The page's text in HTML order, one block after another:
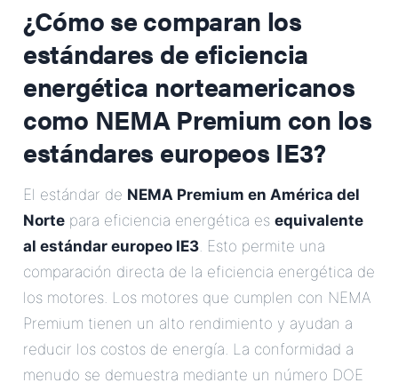
¿Cómo se comparan los
estándares de eficiencia
energética norteamericanos
como NEMA Premium con los
estándares europeos IE3?
El estándar de NEMA Premium en América del
Norte para eficiencia energética es equivalente
al estándar europeo IE3. Esto permite una
comparación directa de la eficiencia energética de
los motores. Los motores que cumplen con NEMA
Premium tienen un alto rendimiento y ayudan a
reducir los costos de energía. La conformidad a
menudo se demuestra mediante un número DOE